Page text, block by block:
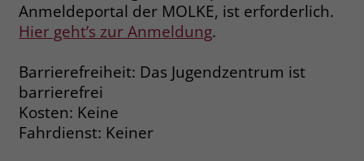
Anmeldeportal der MOLKE, ist erforderlich.
Hier geht’s zur Anmeldung.
Barrierefreiheit: Das Jugendzentrum ist
barrierefrei
Kosten: Keine
Fahrdienst: Keiner
Name _fbp
Anbieter Facebook
Laufzeit
Der Zweck von _fbp ist vollständig auf